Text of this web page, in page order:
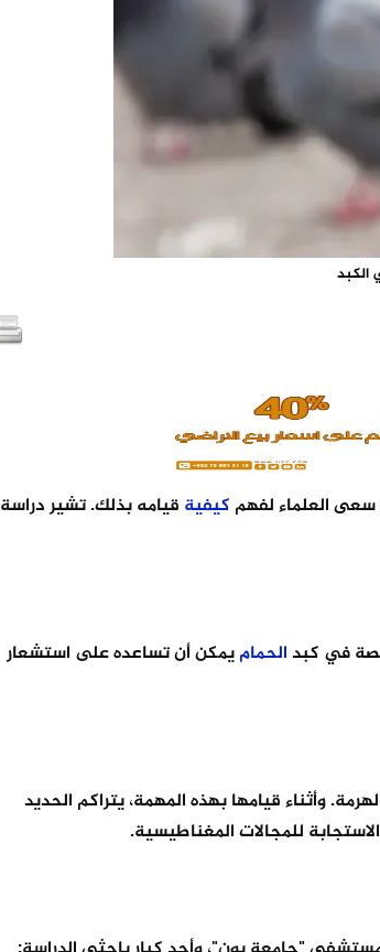
الكبد
العلماء لفهم كيفية قيامه بذلك. تشير دراسة
الحماميمكن أن تساعده على استشعار
وأثناء قيامها بهذه المهمة، يتراكم الحديد
للمجالات المغناطيسية.